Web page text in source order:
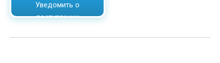
Уведомить о
поступлении